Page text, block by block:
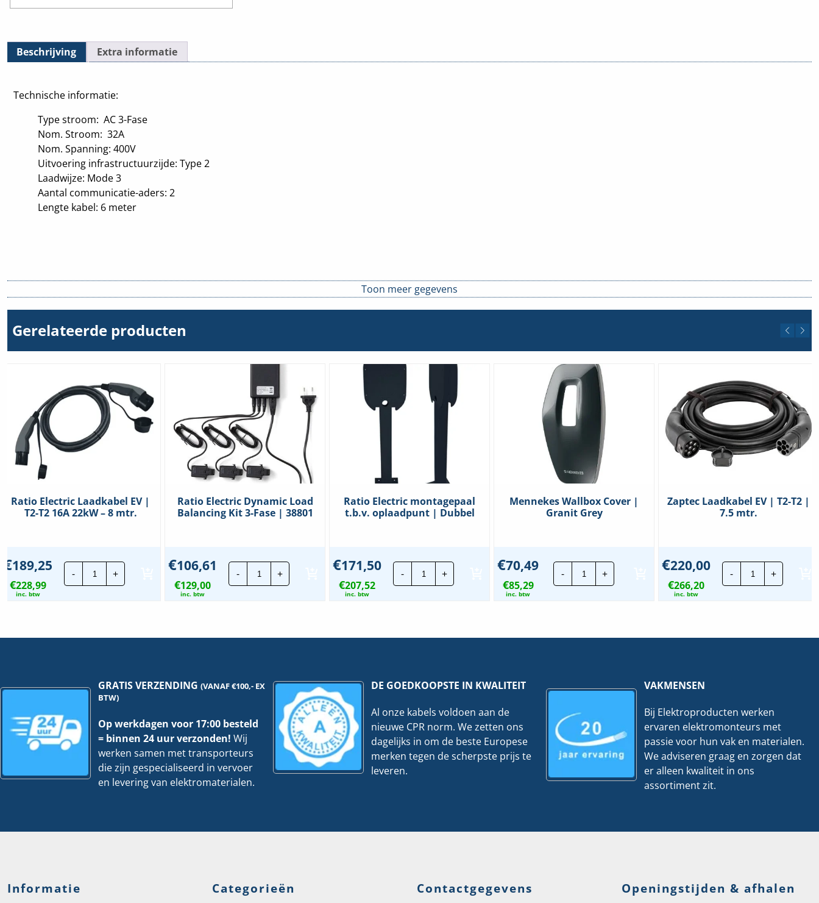
Beschrijving Extra informatie
Technische informatie:
Type stroom: AC 3-Fase
Nom. Stroom: 32A
Nom. Spanning: 400V
Uitvoering infrastructuurzijde: Type 2
Laadwijze: Mode 3
Aantal communicatie-aders: 2
Lengte kabel: 6 meter
Toon meer gegevens
Gerelateerde producten
Ratio Electric Laadkabel EV |
T2-T2 16A 22kW – 8 mtr.
€189,25
€228,99
inc. btw
-
Ratio
Electric
Laadkabel
hoeveelheid
+
Ratio Electric Dynamic Load
Balancing Kit 3-Fase | 38801
€106,61
€129,00
inc. btw
-
Ratio
Electric
Dynamic
+
Ratio Electric montagepaal
t.b.v. oplaadpunt | Dubbel
€171,50
€207,52
inc. btw
-
Ratio
Electric
montagepaal
+
Mennekes Wallbox Cover |
Granit Grey
€70,49
€85,29
inc. btw
-
Mennekes
Wallbox
Cover
+
Zaptec Laadkabel EV | T2-T2 |
7.5 mtr.
€220,00
€266,20
inc. btw
-
Zaptec
Laadkabel
EV
+
GRATIS VERZENDING(VANAF €100,- EX
BTW)
Op werkdagen voor 17:00 besteld
= binnen 24 uur verzonden! Wij
werken samen met transporteurs
die zijn gespecialiseerd in vervoer
en levering van elektromaterialen.
DE GOEDKOOPSTE IN KWALITEIT
Al onze kabels voldoen aan de
nieuwe CPR norm. We zetten ons
dagelijks in om de beste Europese
merken tegen de scherpste prijs te
leveren.
VAKMENSEN
Bij Elektroproducten werken
ervaren elektromonteurs met
passie voor hun vak en materialen.
We adviseren graag en zorgen dat
er alleen kwaliteit in ons
assortiment zit.
Informatie Categorieën Contactgegevens Openingstijden & afhalen